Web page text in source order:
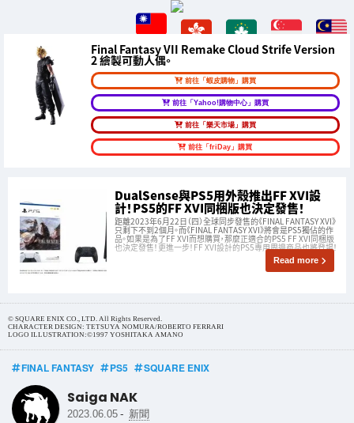
Final Fantasy VII Remake Cloud Strife Version
2 繪製可動人偶。
前往「蝦皮購物」購買
前往「Yahoo!購物中心」購買
前往「樂天市場」購買
前往「friDay」購買
DualSense與PS5用外殼推出FF XVI設
計！PS5的FF XVI同梱版也決定發售！
距離2023年6月22日（四）全球同步發售的《FINAL FANTASY XVI》
只剩下不到2個月。而《FINAL FANTASY XVI》將會是PS5獨佔的作
品。如果是為了FF XVI而想購買，那麼正適合的PS5 FF XVI同梱版
也決定發售！更進一步！FF XVI設計的PS5專用周邊商品也將登場！
Read more
© SQUARE ENIX CO., LTD. All Rights Reserved.
CHARACTER DESIGN: TETSUYA NOMURA/ROBERTO FERRARI
LOGO ILLUSTRATION:©1997 YOSHITAKA AMANO
FINAL FANTASY PS5 SQUARE ENIX
Saiga NAK
2023.06.05 - 新聞